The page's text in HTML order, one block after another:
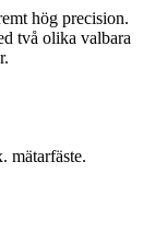
hög precision.
två olika valbara
mätarfäste.